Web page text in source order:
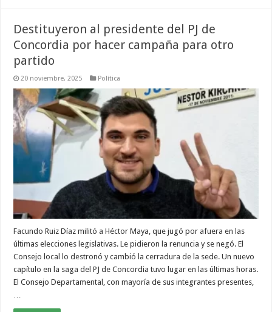
Destituyeron al presidente del PJ de
Concordia por hacer campaña para otro
partido
20 noviembre, 2025 Política
Facundo Ruiz Díaz militó a Héctor Maya, que jugó por afuera en las
últimas elecciones legislativas. Le pidieron la renuncia y se negó. El
Consejo local lo destronó y cambió la cerradura de la sede. Un nuevo
capítulo en la saga del PJ de Concordia tuvo lugar en las últimas horas.
El Consejo Departamental, con mayoría de sus integrantes presentes,